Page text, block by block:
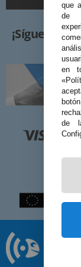
¡Síguenos!
que
de
en
de